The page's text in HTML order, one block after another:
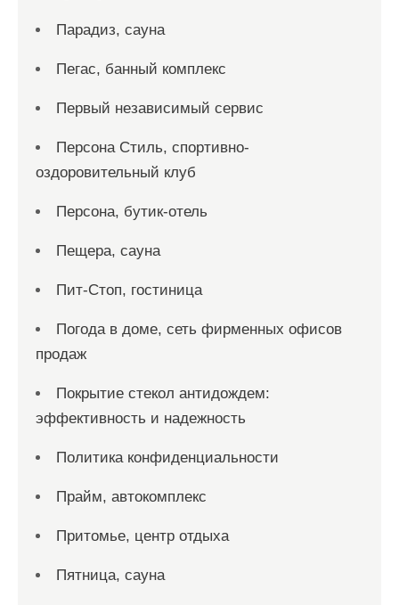
Парадиз, сауна
Пегас, банный комплекс
Первый независимый сервис
Персона Стиль, спортивно-
оздоровительный клуб
Персона, бутик-отель
Пещера, сауна
Пит-Стоп, гостиница
Погода в доме, сеть фирменных офисов
продаж
Покрытие стекол антидождем:
эффективность и надежность
Политика конфиденциальности
Прайм, автокомплекс
Притомье, центр отдыха
Пятница, сауна